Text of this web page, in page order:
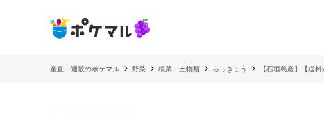
産直・通販のポケマル 野菜 根菜・土物類 らっきょう 【石垣島産】【送